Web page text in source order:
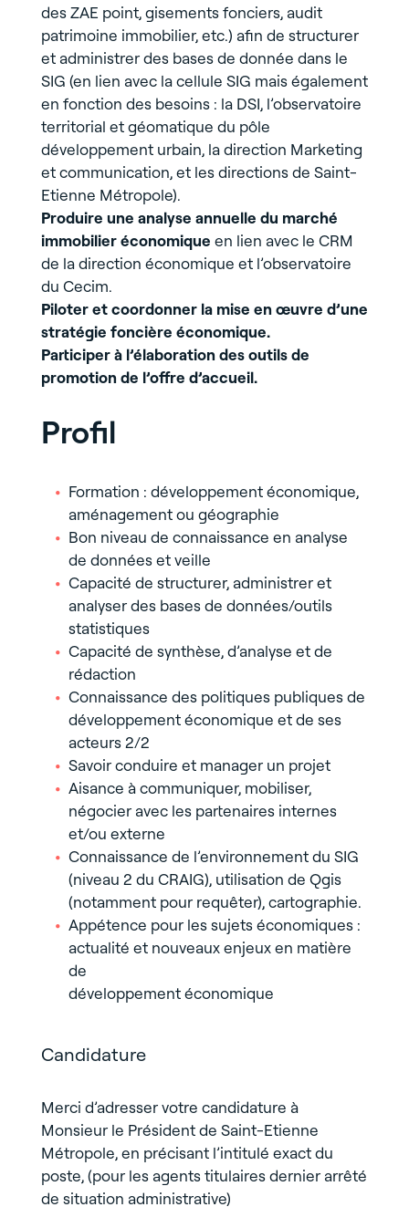
des ZAE point, gisements fonciers, audit
patrimoine immobilier, etc.) afin de structurer
et administrer des bases de donnée dans le
SIG (en lien avec la cellule SIG mais également
en fonction des besoins : la DSI, l’observatoire
territorial et géomatique du pôle
développement urbain, la direction Marketing
et communication, et les directions de Saint-
Etienne Métropole).
Produire une analyse annuelle du marché
immobilier économique en lien avec le CRM
de la direction économique et l’observatoire
du Cecim.
Piloter et coordonner la mise en œuvre d’une
stratégie foncière économique.
Participer à l’élaboration des outils de
promotion de l’offre d’accueil.
Profil
Formation : développement économique,
aménagement ou géographie
Bon niveau de connaissance en analyse
de données et veille
Capacité de structurer, administrer et
analyser des bases de données/outils
statistiques
Capacité de synthèse, d’analyse et de
rédaction
Connaissance des politiques publiques de
développement économique et de ses
acteurs 2/2
Savoir conduire et manager un projet
Aisance à communiquer, mobiliser,
négocier avec les partenaires internes
et/ou externe
Connaissance de l’environnement du SIG
(niveau 2 du CRAIG), utilisation de Qgis
(notamment pour requêter), cartographie.
Appétence pour les sujets économiques :
actualité et nouveaux enjeux en matière
de
développement économique
Candidature
Merci d’adresser votre candidature à
Monsieur le Président de Saint-Etienne
Métropole, en précisant l’intitulé exact du
poste, (pour les agents titulaires dernier arrêté
de situation administrative)